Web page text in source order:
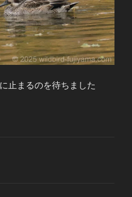
止まるのを待ちました